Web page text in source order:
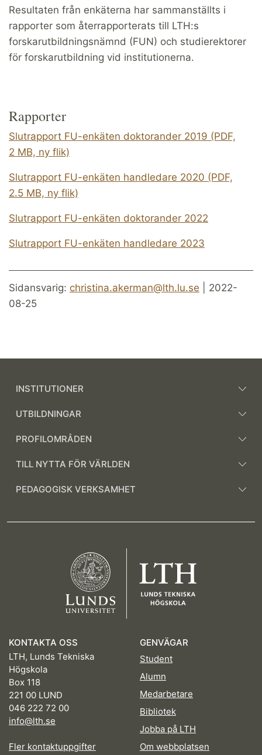
Resultaten från enkäterna har sammanställts i
rapporter som återrapporterats till LTH:s
forskarutbildningsnämnd (FUN) och studierektorer
för forskarutbildning vid institutionerna.
Rapporter
Slutrapport FU-enkäten doktorander 2019 (PDF,
2 MB, ny flik)
Slutrapport FU-enkäten handledare 2020 (PDF,
2.5 MB, ny flik)
Slutrapport FU-enkäten doktorander 2022
Slutrapport FU-enkäten handledare 2023
Sidansvarig: christina.akerman@lth.lu.se | 2022-
08-25
INSTITUTIONER
UTBILDNINGAR
PROFILOMRÅDEN
TILL NYTTA FÖR VÄRLDEN
PEDAGOGISK VERKSAMHET
KONTAKTA OSS
LTH, Lunds Tekniska
Högskola
Box 118
221 00 LUND
046 222 72 00
info@lth.se
Fler kontaktuppgifter
GENVÄGAR
Student
Alumn
Medarbetare
Bibliotek
Jobba på LTH
Om webbplatsen